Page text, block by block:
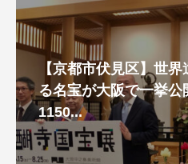
【京都市伏見区】世
る名宝が大阪で一挙公
1150...